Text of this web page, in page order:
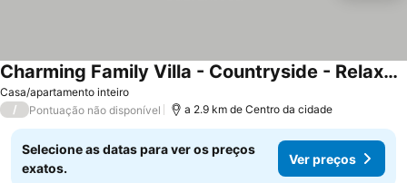
Casa/apartamento inteiro
Charming Family Villa - Countryside - Relaxation Guaranteed
/ Pontuação não disponível a 2.9 km de Centro da cidade
Selecione as datas para ver os preços
exatos.
Ver preços